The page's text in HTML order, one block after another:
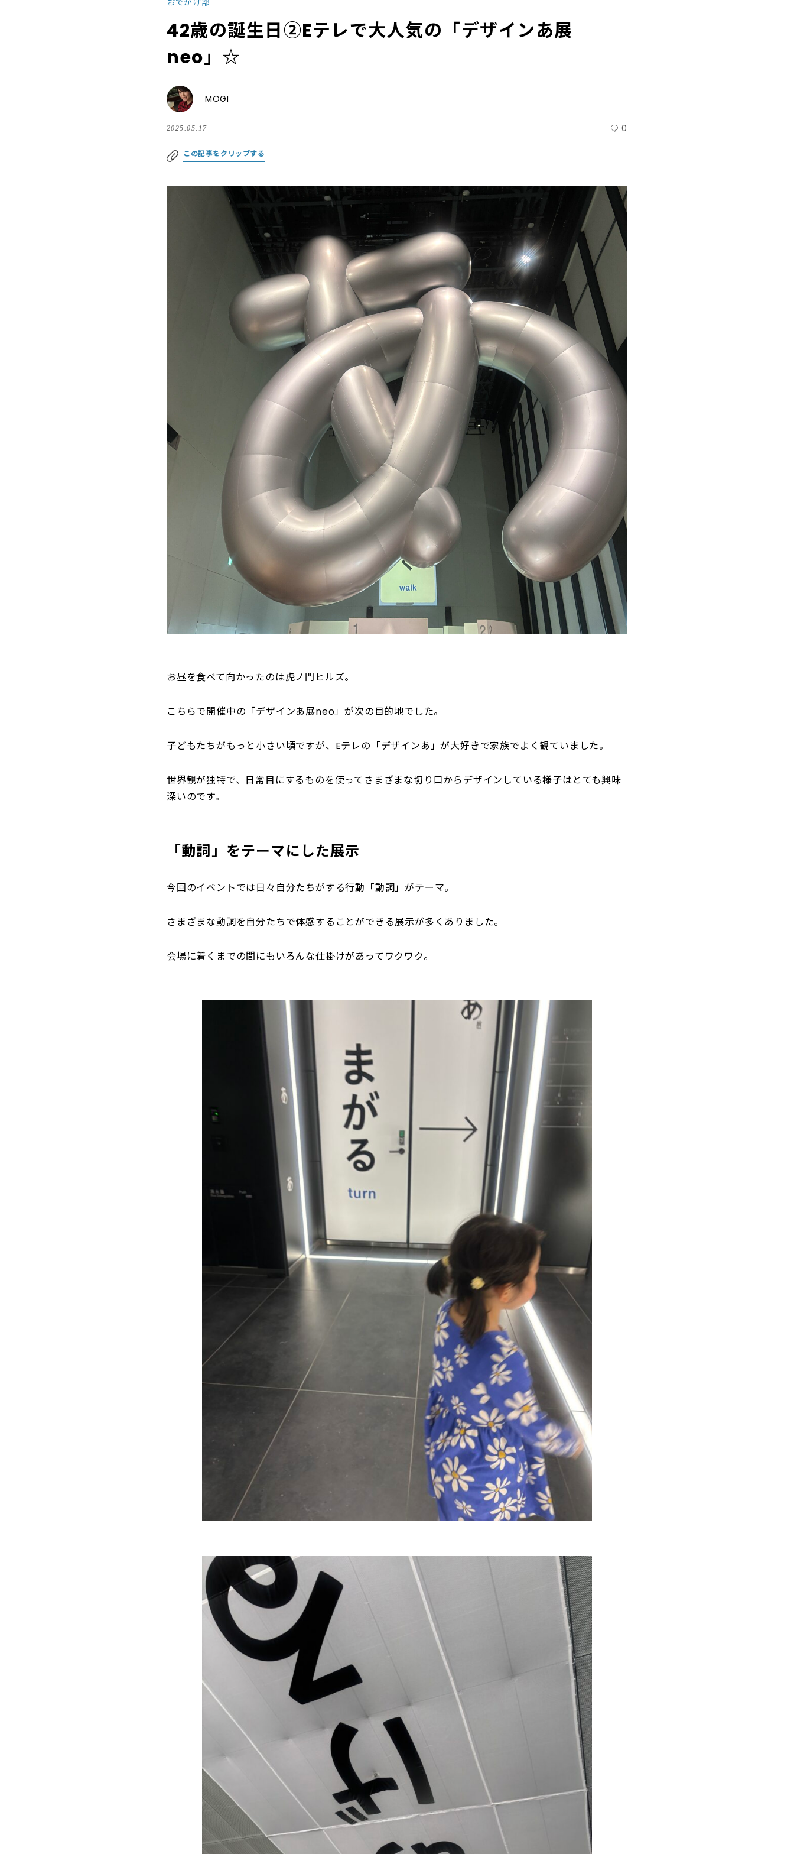
おでかけ部
42歳の誕生日②Eテレで大人気の「デザインあ展
neo」☆
MOGI
2025.05.17 0
この記事をクリップする
お昼を食べて向かったのは虎ノ門ヒルズ。
こちらで開催中の「デザインあ展neo」が次の目的地でした。
子どもたちがもっと小さい頃ですが、Eテレの「デザインあ」が大好きで家族でよく観ていました。
世界観が独特で、日常目にするものを使ってさまざまな切り口からデザインしている様子はとても興味
深いのです。
「動詞」をテーマにした展示
今回のイベントでは日々自分たちがする行動「動詞」がテーマ。
さまざまな動詞を自分たちで体感することができる展示が多くありました。
会場に着くまでの間にもいろんな仕掛けがあってワクワク。